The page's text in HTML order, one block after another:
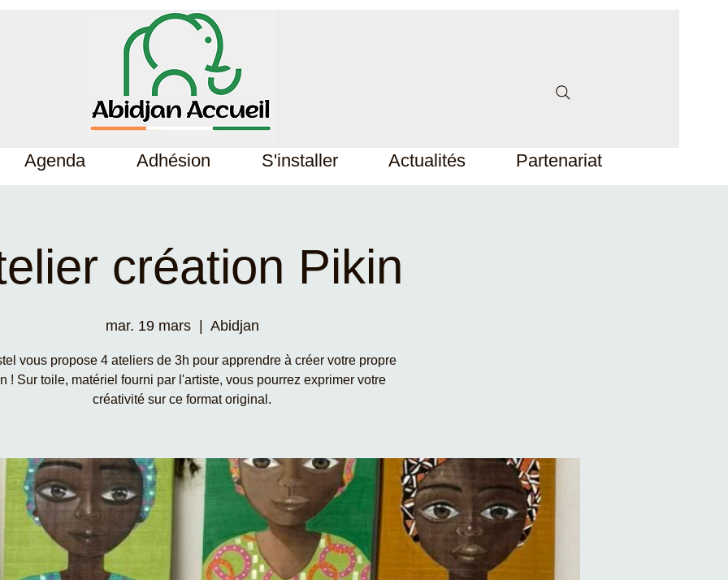
Agenda Adhésion S'installer Actualités Partenariat
création Pikin
mar. 19 mars
  |
Abidjan
vous propose 4 ateliers de 3h pour apprendre à créer votre propre
! Sur toile, matériel fourni par l'artiste, vous pourrez exprimer votre
créativité sur ce format original.